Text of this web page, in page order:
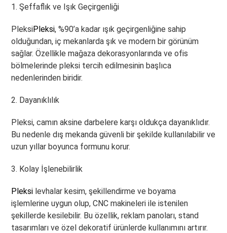
1. Şeffaflık ve Işık Geçirgenliği
PleksiPleksi, %90’a kadar ışık geçirgenliğine sahip
olduğundan, iç mekanlarda şık ve modern bir görünüm
sağlar. Özellikle mağaza dekorasyonlarında ve ofis
bölmelerinde pleksi tercih edilmesinin başlıca
nedenlerinden biridir.
2. Dayanıklılık
Pleksi, camın aksine darbelere karşı oldukça dayanıklıdır.
Bu nedenle dış mekanda güvenli bir şekilde kullanılabilir ve
uzun yıllar boyunca formunu korur.
3. Kolay İşlenebilirlik
Pleksi levhalar kesim, şekillendirme ve boyama
işlemlerine uygun olup, CNC makineleri ile istenilen
şekillerde kesilebilir. Bu özellik, reklam panoları, stand
tasarımları ve özel dekoratif ürünlerde kullanımını artırır.